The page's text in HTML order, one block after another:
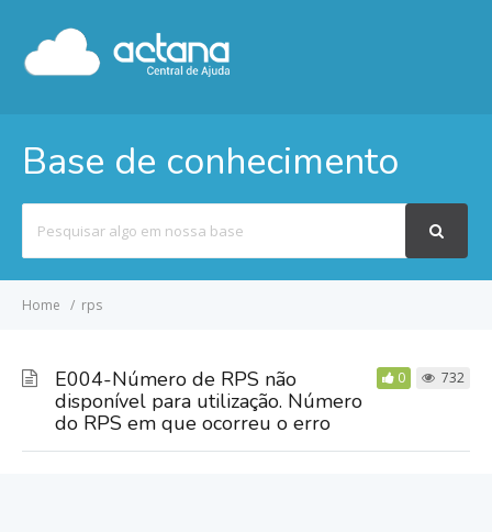
Base de conhecimento
por
Home rps
E004-Número de RPS não
disponível para utilização. Número
do RPS em que ocorreu o erro
0 732